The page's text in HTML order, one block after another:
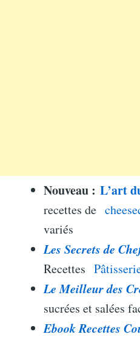
Nouveau : L’art
recettes de
variés
Les Secrets de
Recettes
Le Meilleur des
sucrées et salées
Ebook Recettes